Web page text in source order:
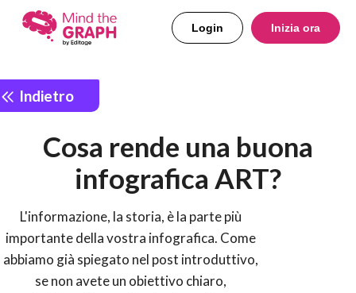
Login Inizia ora
Indietro
Cosa rende una buona
infografica ART?
L'informazione, la storia, è la parte più
importante della vostra infografica. Come
abbiamo già spiegato nel post introduttivo,
se non avete un obiettivo chiaro,